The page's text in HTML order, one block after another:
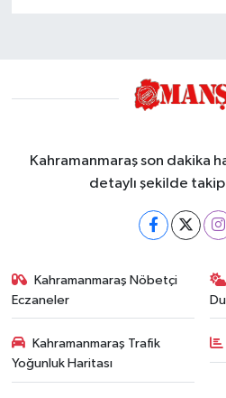
Kahramanmaraş son dakika
detaylı şekilde
Kahramanmaraş Nöbetçi
Eczaneler
Kahramanmaraş Trafik
Yoğunluk Haritası